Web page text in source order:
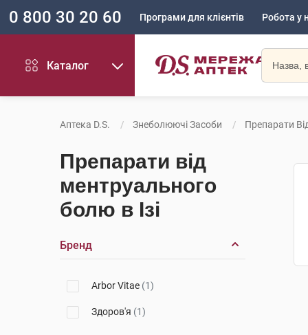
0 800 30 20 60 Програми для клієнтів Робота у
Каталог
Аптека D.S. Знеболюючі Засоби Препарати
Препарати від
ментруального
болю в Ізі
Бренд
Arbor Vitae (1)
Здоров'я (1)